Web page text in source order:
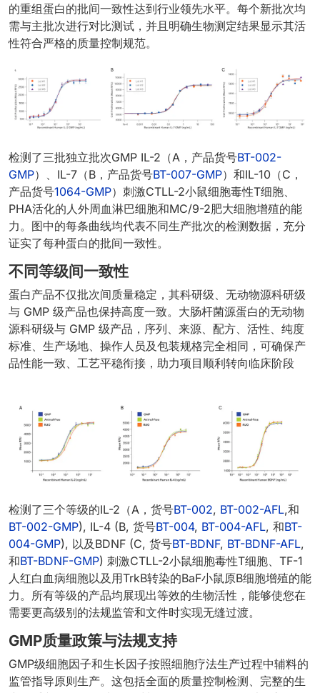
的重组蛋白的批间一致性达到行业领先水平。每个新批次均
需与主批次进行对比测试，并且明确生物测定结果显示其活
性符合严格的质量控制规范。
检测了三批独立批次GMP IL-2（A，产品货号BT-002-
GMP）、IL-7（B，产品货号BT-007-GMP）和IL-10（C，
产品货号1064-GMP）刺激CTLL-2小鼠细胞毒性T细胞、
PHA活化的人外周血淋巴细胞和MC/9-2肥大细胞增殖的能
力。图中的每条曲线均代表不同生产批次的检测数据，充分
证实了每种蛋白的批间一致性。
不同等级间一致性
蛋白产品不仅批次间质量稳定，其科研级、无动物源科研级
与 GMP 级产品也保持高度一致。大肠杆菌源蛋白的无动物
源科研级与 GMP 级产品，序列、来源、配方、活性、纯度
标准、生产场地、操作人员及包装规格完全相同，可确保产
品性能一致、工艺平稳衔接，助力项目顺利转向临床阶段
检测了三个等级的IL-2（A，货号BT-002, BT-002-AFL,和
BT-002-GMP), IL-4 (B, 货号BT-004, BT-004-AFL, 和BT-
004-GMP), 以及BDNF (C, 货号BT-BDNF, BT-BDNF-AFL,
和BT-BDNF-GMP) 刺激CTLL-2小鼠细胞毒性T细胞、TF-1
人红白血病细胞以及用TrkB转染的BaF小鼠原B细胞增殖的能
力。所有等级的产品均展现出等效的生物活性，能够使您在
需要更高级别的法规监管和文件时实现无缝过渡。
GMP质量政策与法规支持
GMP级细胞因子和生长因子按照细胞疗法生产过程中辅料的
监管指导原则生产。这包括全面的质量控制检测、完整的生